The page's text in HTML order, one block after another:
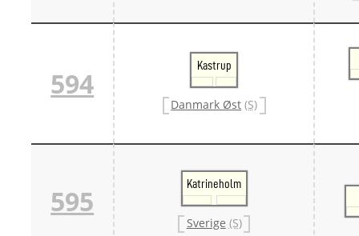
594
Kastrup
Danmark Øst (S)
595
Katrineholm
Sverige (S)